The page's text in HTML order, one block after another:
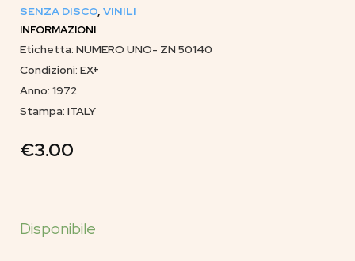
SENZA DISCO, VINILI
INFORMAZIONI
Etichetta: NUMERO UNO- ZN 50140
Condizioni: EX+
Anno: 1972
Stampa: ITALY
€3.00